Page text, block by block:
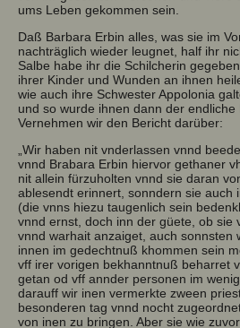
ums Leben gekommen sein.
Daß Barbara Erbin alles, was sie im
nachträglich wieder leugnet, half ihr
Salbe habe ihr die Schilcherin
ihrer Kinder und Wunden an ihnen
wie auch ihre Schwester Appolonia
und so wurde ihnen dann der endliche
Vernehmen wir den Bericht darüber:
„Wir haben nit vnderlassen vnnd
vnnd Brabara Erbin hiervor gethaner
nit allein fürzuholten vnnd sie daran
ablesendt erinnert, sonndern sie auch
(die vnns hiezu taugenlich sein
vnnd ernst, doch inn der güete, ob sie
vnnd warhait anzaiget, auch sonnsten
innen im gedechtnuß khommen sein
vff irer vorigen bekhanntnuß beharret
getan od vff annder personen im
darauff wir inen vermerkte zween
besonderen tag vnnd nocht
von inen zu bringen. Aber sie wie